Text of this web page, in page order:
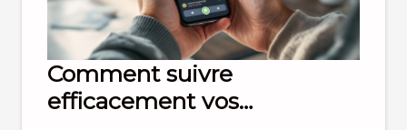
Comment suivre
efficacement vos